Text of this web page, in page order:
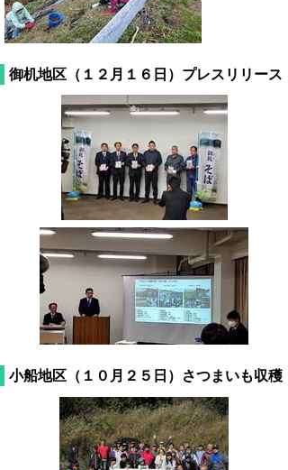
御机地区（１２月１６日）プレスリリース
小船地区（１０月２５日）さつまいも収穫